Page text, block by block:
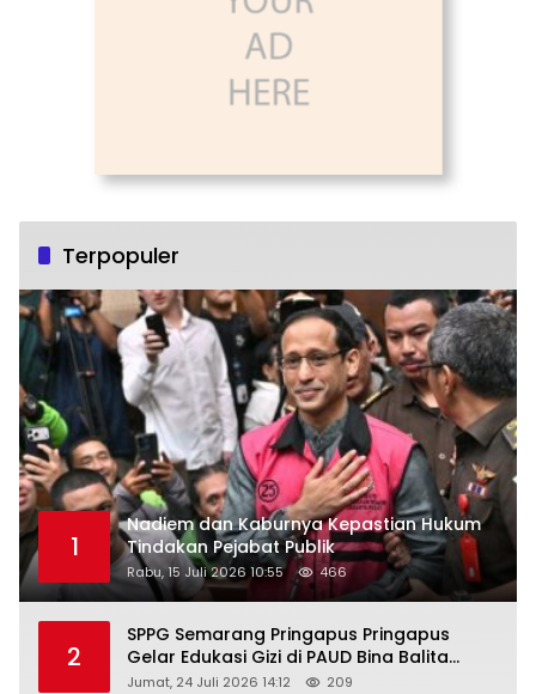
Terpopuler
1
Nadiem dan Kaburnya Kepastian Hukum
Tindakan Pejabat Publik
Rabu, 15 Juli 2026 10:55 466
2
SPPG Semarang Pringapus Pringapus
Gelar Edukasi Gizi di PAUD Bina Balita
Peringati Hari Anak Nasional 2026
Jumat, 24 Juli 2026 14:12 209